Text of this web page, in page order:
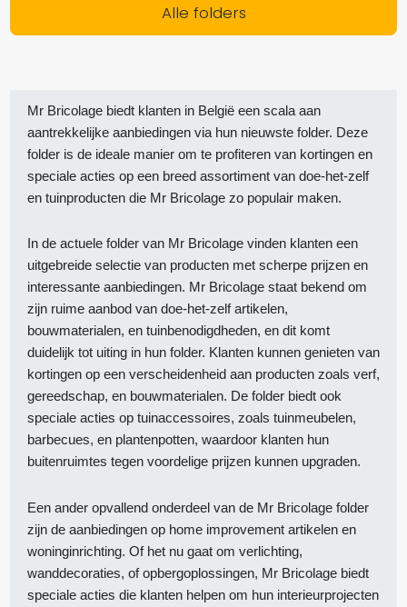
Alle folders
Mr Bricolage biedt klanten in België een scala aan
aantrekkelijke aanbiedingen via hun nieuwste folder. Deze
folder is de ideale manier om te profiteren van kortingen en
speciale acties op een breed assortiment van doe-het-zelf
en tuinproducten die Mr Bricolage zo populair maken.
In de actuele folder van Mr Bricolage vinden klanten een
uitgebreide selectie van producten met scherpe prijzen en
interessante aanbiedingen. Mr Bricolage staat bekend om
zijn ruime aanbod van doe-het-zelf artikelen,
bouwmaterialen, en tuinbenodigdheden, en dit komt
duidelijk tot uiting in hun folder. Klanten kunnen genieten van
kortingen op een verscheidenheid aan producten zoals verf,
gereedschap, en bouwmaterialen. De folder biedt ook
speciale acties op tuinaccessoires, zoals tuinmeubelen,
barbecues, en plantenpotten, waardoor klanten hun
buitenruimtes tegen voordelige prijzen kunnen upgraden.
Een ander opvallend onderdeel van de Mr Bricolage folder
zijn de aanbiedingen op home improvement artikelen en
woninginrichting. Of het nu gaat om verlichting,
wanddecoraties, of opbergoplossingen, Mr Bricolage biedt
speciale acties die klanten helpen om hun interieurprojecten